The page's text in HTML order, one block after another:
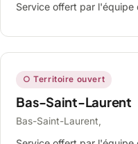
Service offert par
○ Territoire ouvert
Bas-Saint-Laurent
Bas-Saint-Laurent,